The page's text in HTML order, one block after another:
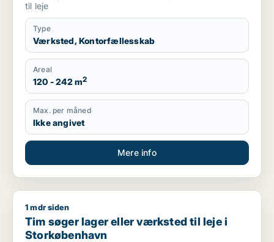
til leje
Type
Værksted, Kontorfællesskab
Areal
120 - 242 m2
Max. per måned
Ikke angivet
Mere info
Tim søger lager eller værksted til leje i Storkøbenhavn
1 mdr siden
Tim søger lager eller værksted til leje i
Storkøbenhavn